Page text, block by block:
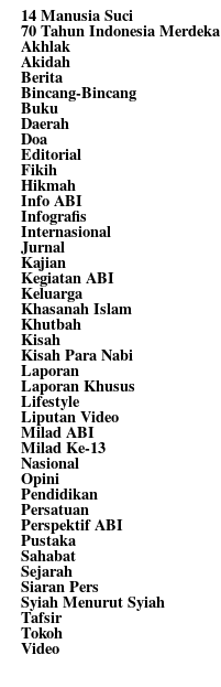
14 Manusia Suci
70 Tahun Indonesia Merdeka
Akhlak
Akidah
Berita
Bincang-Bincang
Buku
Daerah
Doa
Editorial
Fikih
Hikmah
Info ABI
Infografis
Internasional
Jurnal
Kajian
Kegiatan ABI
Keluarga
Khasanah Islam
Khutbah
Kisah
Kisah Para Nabi
Laporan
Laporan Khusus
Lifestyle
Liputan Video
Milad ABI
Milad Ke-13
Nasional
Opini
Pendidikan
Persatuan
Perspektif ABI
Pustaka
Sahabat
Sejarah
Siaran Pers
Syiah Menurut Syiah
Tafsir
Tokoh
Video